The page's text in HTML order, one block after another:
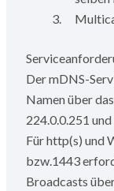
Der mDNS-
Namen über
224.0.0.251
Für http(s) und
bzw.1443
Broadcasts